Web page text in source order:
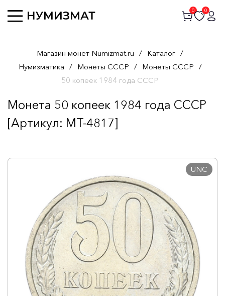
0 0
Магазин монет Numizmat.ru / Каталог /
Нумизматика / Монеты СССР / Монеты СССР /
50 копеек 1984 года СССР
Монета 50 копеек 1984 года СССР
[Артикул: MT-4817]
UNC